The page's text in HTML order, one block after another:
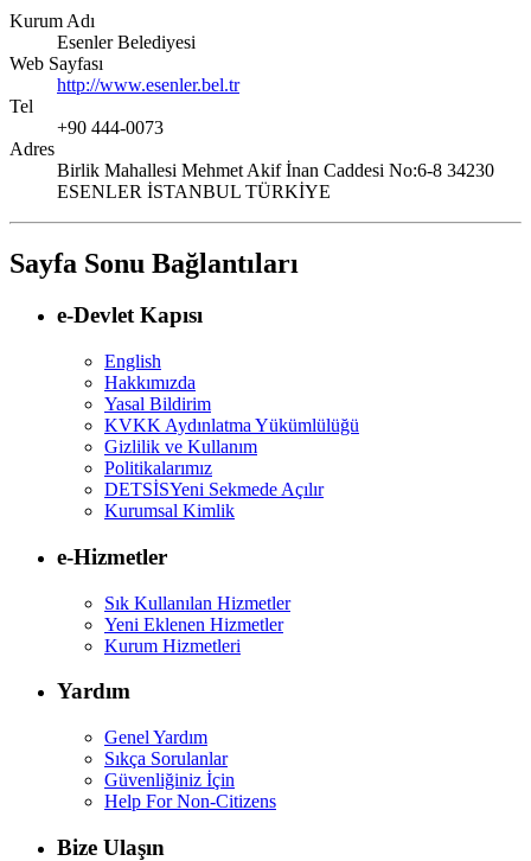
Kurum Adı
Esenler Belediyesi
Web Sayfası
http://www.esenler.bel.tr
Tel
+90 444-0073
Adres
Birlik Mahallesi Mehmet Akif İnan Caddesi No:6-8 34230
ESENLER İSTANBUL TÜRKİYE
Sayfa Sonu Bağlantıları
e-Devlet Kapısı
English
Hakkımızda
Yasal Bildirim
KVKK Aydınlatma Yükümlülüğü
Gizlilik ve Kullanım
Politikalarımız
DETSİSYeni Sekmede Açılır
Kurumsal Kimlik
e-Hizmetler
Sık Kullanılan Hizmetler
Yeni Eklenen Hizmetler
Kurum Hizmetleri
Yardım
Genel Yardım
Sıkça Sorulanlar
Güvenliğiniz İçin
Help For Non-Citizens
Bize Ulaşın